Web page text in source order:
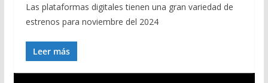
Las plataformas digitales tienen una gran variedad de
estrenos para noviembre del 2024
Leer más